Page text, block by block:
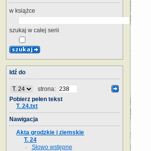
w książce
szukaj w całej serii
Idź do
strona:
Pobierz pełen tekst
T. 24.txt
Nawigacja
Akta grodzkie i ziemskie
T. 24
Słowo wstępne